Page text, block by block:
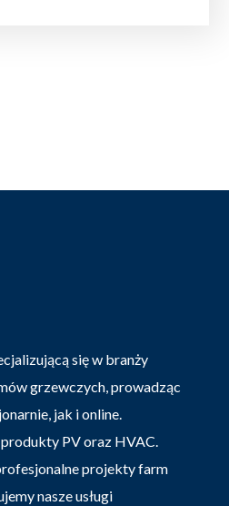
się w branży
grzewczych, prowadząc
jak i online.
PV oraz HVAC.
projekty farm
nasze usługi